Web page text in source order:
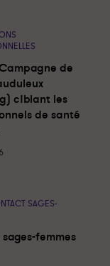
a
l
de
ciblant les
de santé
SAGES-
femmes